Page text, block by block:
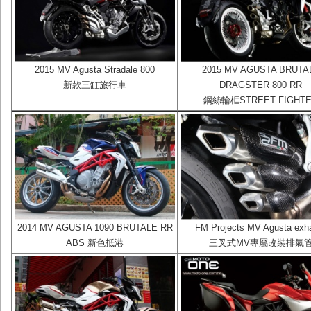
2015 MV Agusta Stradale 800
新款三缸旅行車
2015 MV AGUSTA
DRAGSTER 800 RR
鋼絲輪框STREET
2014 MV AGUSTA 1090 BRUTALE RR
ABS 新色抵港
FM Projects MV Agusta
三叉式MV專屬改裝排氣